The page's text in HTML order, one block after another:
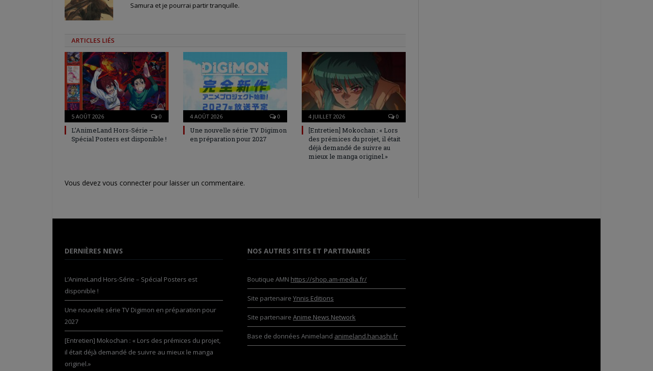
Samura et je pourrai partir tranquille.
ARTICLES LIÉS
5 AOÛT 2026 0
L’AnimeLand Hors-Série –
Spécial Posters est disponible !
4 AOÛT 2026 0
Une nouvelle série TV Digimon
en préparation pour 2027
4 JUILLET 2026 0
[Entretien] Mokochan : « Lors
des prémices du projet, il était
déjà demandé de suivre au
mieux le manga originel.»
Vous devez vous connecter pour laisser un commentaire.
DERNIÈRES NEWS
L’AnimeLand Hors-Série – Spécial Posters est
disponible !
Une nouvelle série TV Digimon en préparation pour
2027
[Entretien] Mokochan : « Lors des prémices du projet,
il était déjà demandé de suivre au mieux le manga
originel.»
NOS AUTRES SITES ET PARTENAIRES
Boutique AMN https://shop.am-media.fr/
Site partenaire Ynnis Editions
Site partenaire Anime News Network
Base de données Animeland animeland.hanashi.fr